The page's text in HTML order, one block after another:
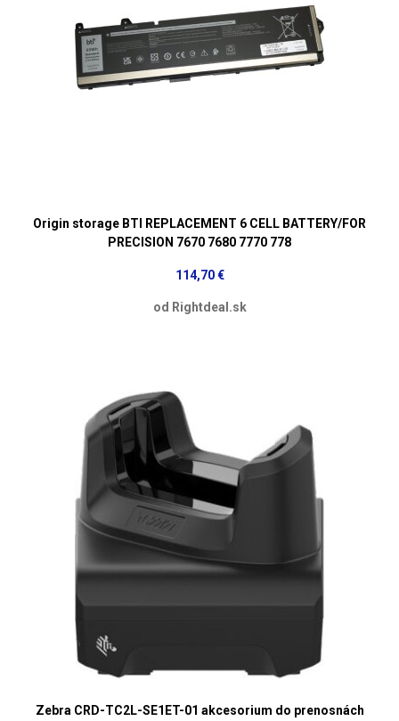
Origin storage BTI REPLACEMENT 6 CELL BATTERY/FOR
PRECISION 7670 7680 7770 778
114,70 €
od Rightdeal.sk
Zebra CRD-TC2L-SE1ET-01 akcesorium do prenosnách